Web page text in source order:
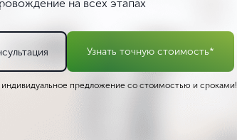
на всех этапах
Узнать точную стоимость*
предложение со стоимостью и сроками!